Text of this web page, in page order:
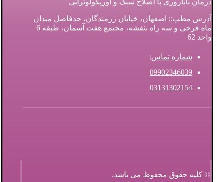
آدرس مطب:: اصفهان، خیابان رزمندگان، حدفاصل میدان
ماه فرخی و سه راه بنفشه، مجتمع هفت آسمان، طبقه 6
واحد 62
شماره تماس:
09902346039
03131302154
© کلیه حقوق محفوظ می باشد.